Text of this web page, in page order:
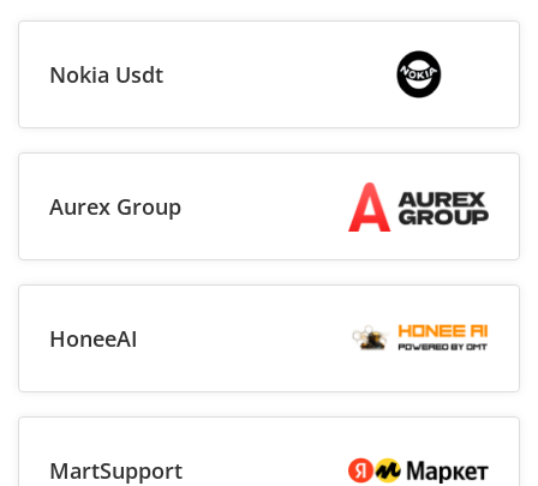
Nokia Usdt
Aurex Group
HoneeAI
MartSupport